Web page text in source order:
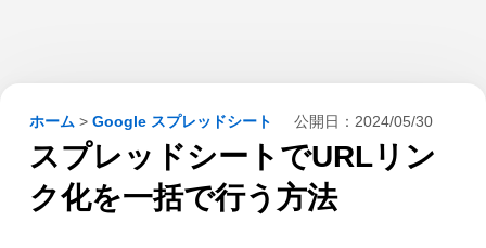
ホーム > Google スプレッドシート 公開日： 2024/05/30
スプレッドシートでURLリン
ク化を一括で行う方法